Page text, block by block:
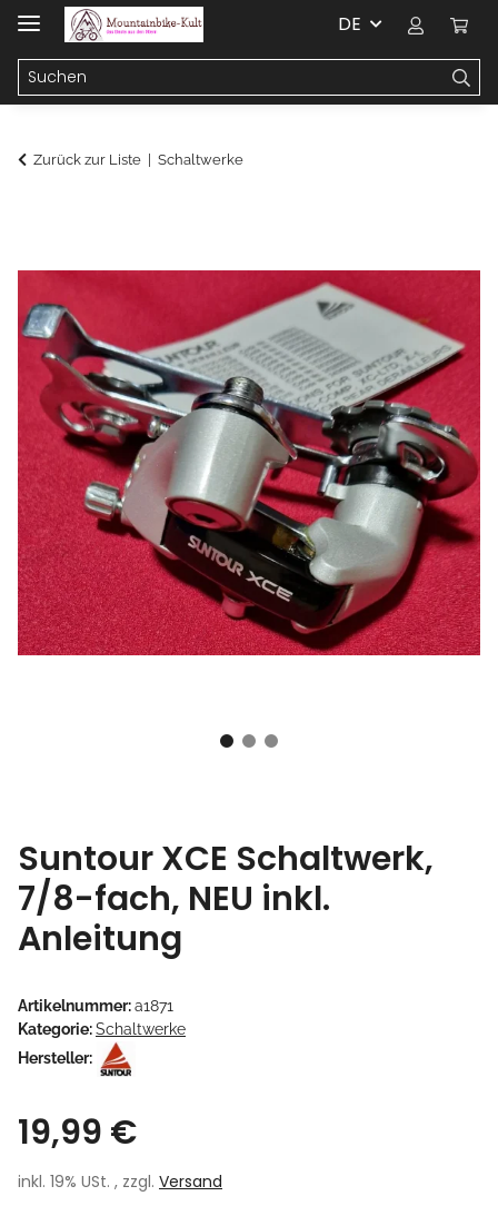
DE
Zurück zur Liste Schaltwerke
Suntour XCE Schaltwerk,
7/8-fach, NEU inkl.
Anleitung
Artikelnummer:a1871
Kategorie:Schaltwerke
Hersteller:
19,99 €
inkl. 19% USt. , zzgl. Versand